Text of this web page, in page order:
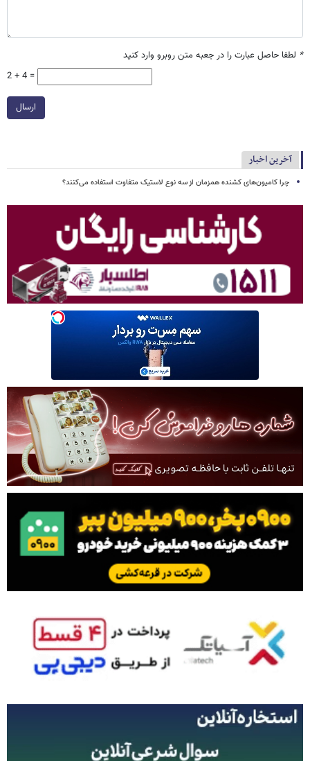
* لطفا حاصل عبارت را در جعبه متن روبرو وارد کنید
2 + 4 =
ارسال
آخرین اخبار
چرا کامیون‌های کشنده همزمان از سه نوع لاستیک متفاوت استفاده می‌کنند؟